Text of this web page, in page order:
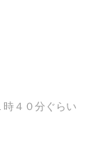
４０分ぐらい